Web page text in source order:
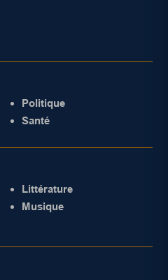
Politique
Santé
Littérature
Musique